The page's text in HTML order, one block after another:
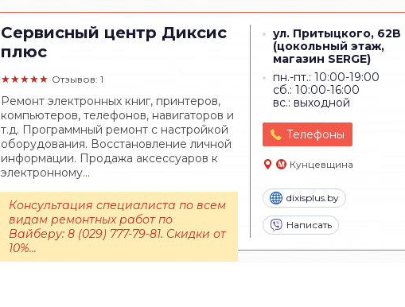
Сервисный центр Диксис
плюс
★★★★★ Отзывов: 1
ул. Притыцкого, 62B
(цокольный этаж,
магазин SERGE)
пн.-пт.: 10:00-19:00
сб.: 10:00-16:00
вс.: выходной
Телефоны
Кунцевщина
dixisplus.by
Написать
Ремонт электронных книг, принтеров,
компьютеров, телефонов, навигаторов и
т.д. Программный ремонт с настройкой
оборудования. Восстановление личной
информации. Продажа аксессуаров к
электронному...
Консультация специалиста по всем
видам ремонтных работ по
Вайберу: 8 (029) 777-79-81. Скидки от
10%...